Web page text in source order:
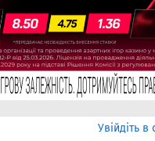
Увійдіть в